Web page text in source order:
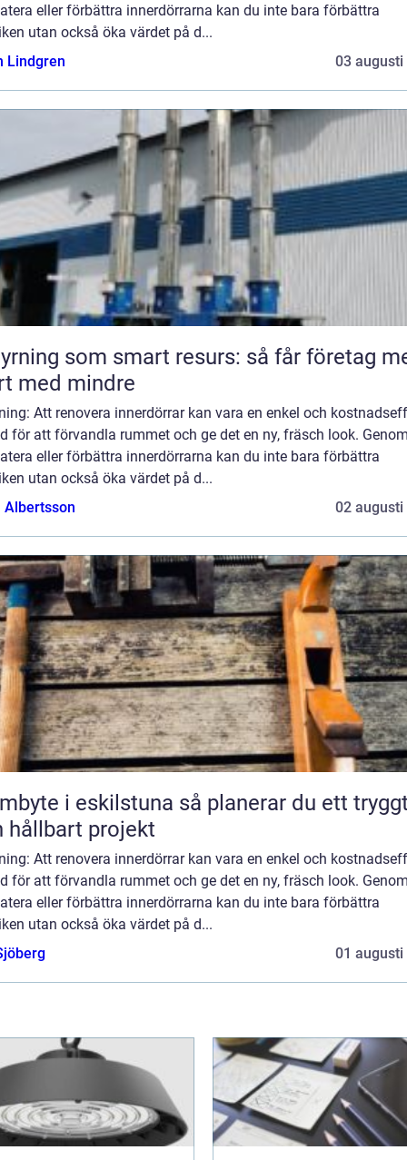
eller förbättra innerdörrarna kan du inte bara förbättra
utan också öka värdet på d...
Lindgren
03 augusti
som smart resurs: så får företag
med mindre
Att renovera innerdörrar kan vara en enkel och
för att förvandla rummet och ge det en ny, fräsch look.
eller förbättra innerdörrarna kan du inte bara förbättra
utan också öka värdet på d...
Albertsson
02 augusti
i eskilstuna så planerar du ett tryggt
hållbart projekt
Att renovera innerdörrar kan vara en enkel och
för att förvandla rummet och ge det en ny, fräsch look.
eller förbättra innerdörrarna kan du inte bara förbättra
utan också öka värdet på d...
01 augusti